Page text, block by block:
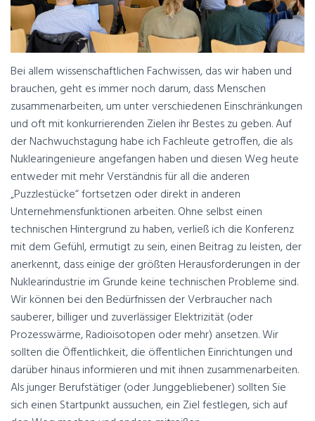
Bei allem wissenschaftlichen Fachwissen, das wir haben und
brauchen, geht es immer noch darum, dass Menschen
zusammenarbeiten, um unter verschiedenen Einschränkungen
und oft mit konkurrierenden Zielen ihr Bestes zu geben. Auf
der Nachwuchstagung habe ich Fachleute getroffen, die als
Nuklearingenieure angefangen haben und diesen Weg heute
entweder mit mehr Verständnis für all die anderen
„Puzzlestücke“ fortsetzen oder direkt in anderen
Unternehmensfunktionen arbeiten. Ohne selbst einen
technischen Hintergrund zu haben, verließ ich die Konferenz
mit dem Gefühl, ermutigt zu sein, einen Beitrag zu leisten, der
anerkennt, dass einige der größten Herausforderungen in der
Nuklearindustrie im Grunde keine technischen Probleme sind.
Wir können bei den Bedürfnissen der Verbraucher nach
sauberer, billiger und zuverlässiger Elektrizität (oder
Prozesswärme, Radioisotopen oder mehr) ansetzen. Wir
sollten die Öffentlichkeit, die öffentlichen Einrichtungen und
darüber hinaus informieren und mit ihnen zusammenarbeiten.
Als junger Berufstätiger (oder Junggebliebener) sollten Sie
sich einen Startpunkt aussuchen, ein Ziel festlegen, sich auf